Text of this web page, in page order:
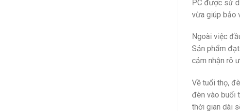
PC được sử
vừa giúp bảo
Ngoài việc
Sản phẩm
cảm nhận rõ
Về tuổi thọ,
đèn vào buổi
thời gian dài